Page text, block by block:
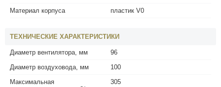
Материал корпуса
пластик V0
ТЕХНИЧЕСКИЕ ХАРАКТЕРИСТИКИ
Диаметр вентилятора, мм
96
Диаметр воздуховода, мм
100
Максимальная
305